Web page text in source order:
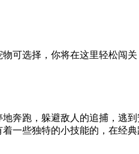
可选择，你将在这里轻松闯
奔跑，躲避敌人的追捕，逃
一些独特的小技能的，在经